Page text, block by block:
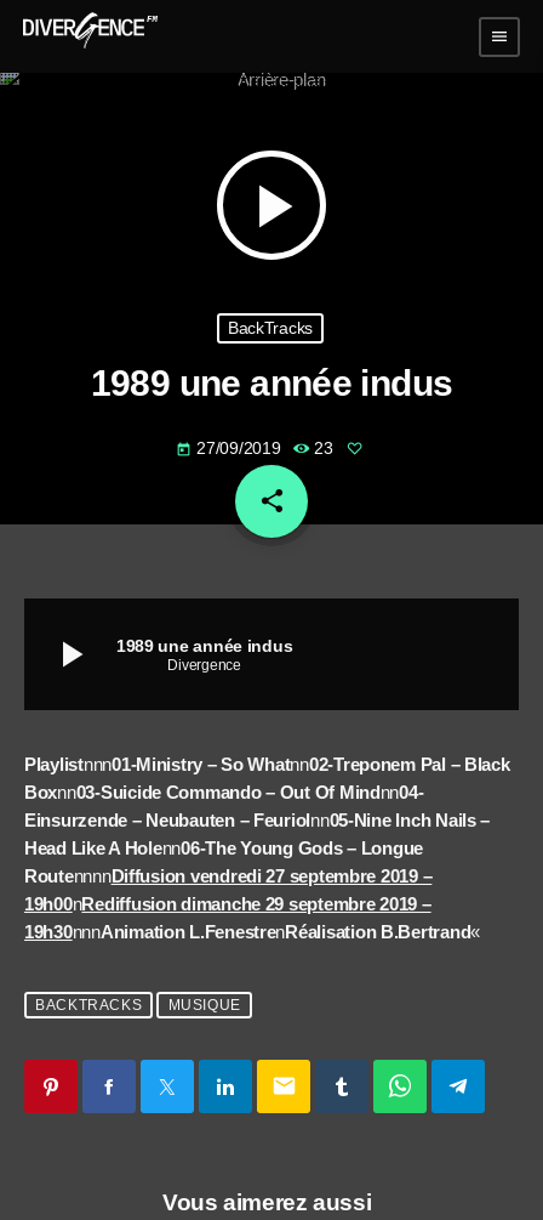
menu
play_arrow
BackTracks
1989 une année indus
today 27/09/2019 23
share
email
play_arrow 1989 une année indus
Divergence
Playlistnnn01-Ministry – So Whatnn02-Treponem Pal – Black
Boxnn03-Suicide Commando – Out Of Mindnn04-
Einsurzende – Neubauten – Feuriolnn05-Nine Inch Nails –
Head Like A Holenn06-The Young Gods – Longue
RoutennnnDiffusion vendredi 27 septembre 2019 –
19h00nRediffusion dimanche 29 septembre 2019 –
19h30nnnAnimation L.FenestrenRéalisation B.Bertrand«
BACKTRACKS MUSIQUE
email
Vous aimerez aussi